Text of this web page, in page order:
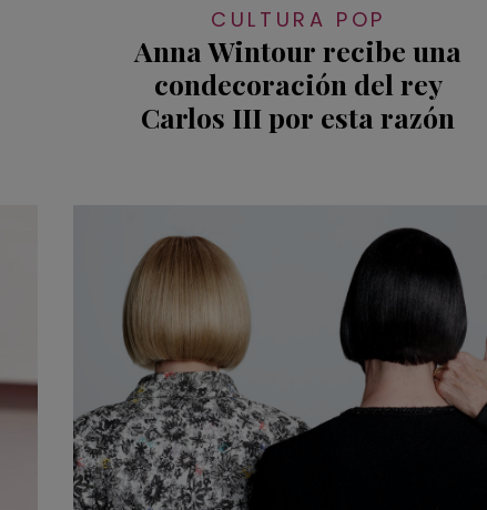
CULTURA POP
Anna Wintour recibe una
condecoración del rey
Carlos III por esta razón